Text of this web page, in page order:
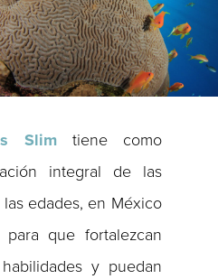
Slimtiene como
integral de las
edades, en México
que fortalezcan
y puedan